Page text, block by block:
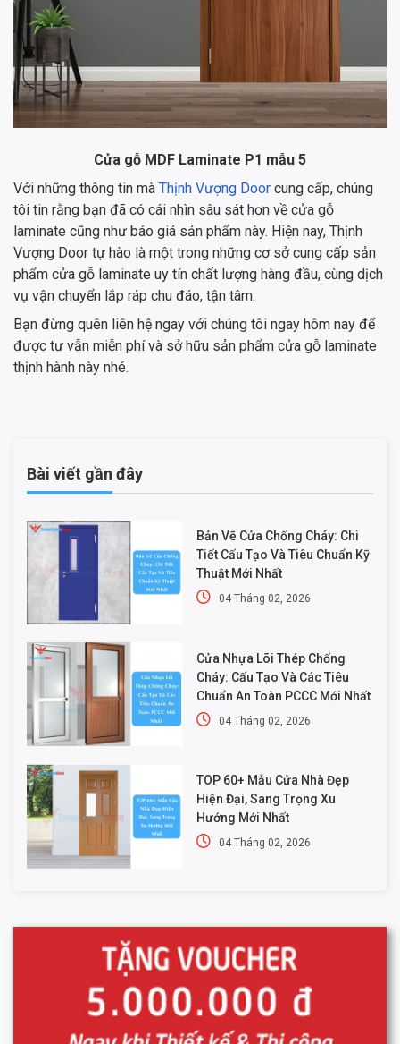
Cửa gỗ MDF Laminate P1 mẫu 5
Với những thông tin mà Thịnh Vượng Door cung cấp, chúng
tôi tin rằng bạn đã có cái nhìn sâu sát hơn về cửa gỗ
laminate cũng như báo giá sản phẩm này. Hiện nay, Thịnh
Vượng Door tự hào là một trong những cơ sở cung cấp sản
phẩm cửa gỗ laminate uy tín chất lượng hàng đầu, cùng dịch
vụ vận chuyển lắp ráp chu đáo, tận tâm.
Bạn đừng quên liên hệ ngay với chúng tôi ngay hôm nay để
được tư vẫn miễn phí và sở hữu sản phẩm cửa gỗ laminate
thịnh hành này nhé.
Bài viết gần đây
Bản Vẽ Cửa Chống Cháy: Chi
Tiết Cấu Tạo Và Tiêu Chuẩn Kỹ
Thuật Mới Nhất
04 Tháng 02, 2026
Cửa Nhựa Lõi Thép Chống
Cháy: Cấu Tạo Và Các Tiêu
Chuẩn An Toàn PCCC Mới Nhất
04 Tháng 02, 2026
TOP 60+ Mẫu Cửa Nhà Đẹp
Hiện Đại, Sang Trọng Xu
Hướng Mới Nhất
04 Tháng 02, 2026